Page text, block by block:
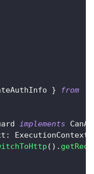
} from
implements
: ExecutionContext
( ) .